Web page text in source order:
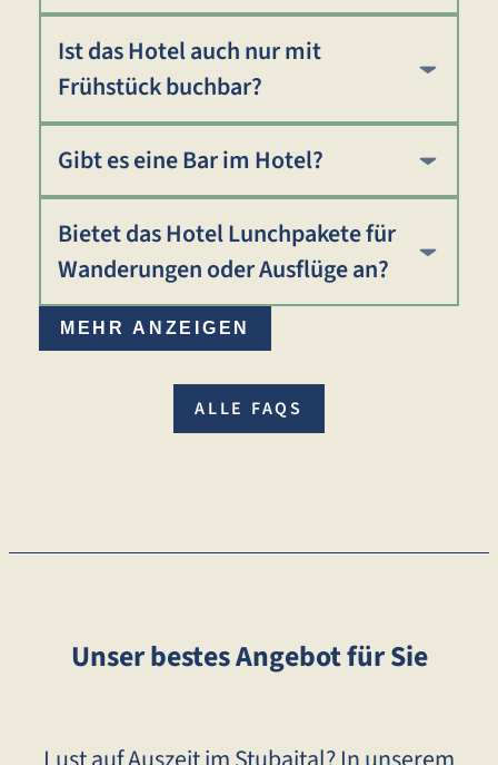
Ist das Hotel auch nur mit
Frühstück buchbar?
Gibt es eine Bar im Hotel?
Bietet das Hotel Lunchpakete für
Wanderungen oder Ausflüge an?
MEHR ANZEIGEN
ALLE FAQS
Unser bestes Angebot für Sie